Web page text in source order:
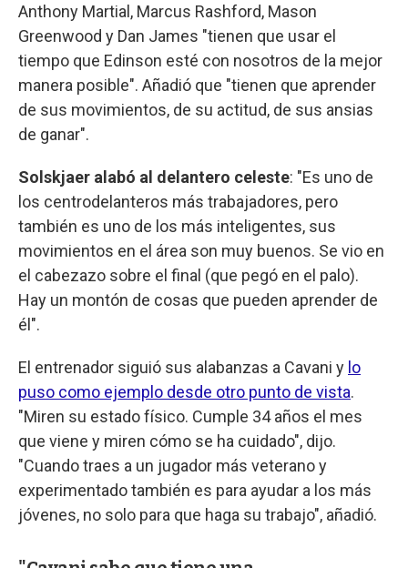
Anthony Martial, Marcus Rashford, Mason
Greenwood y Dan James "tienen que usar el
tiempo que Edinson esté con nosotros de la mejor
manera posible". Añadió que "tienen que aprender
de sus movimientos, de su actitud, de sus ansias
de ganar".
Solskjaer alabó al delantero celeste: "Es uno de
los centrodelanteros más trabajadores, pero
también es uno de los más inteligentes, sus
movimientos en el área son muy buenos. Se vio en
el cabezazo sobre el final (que pegó en el palo).
Hay un montón de cosas que pueden aprender de
él".
El entrenador siguió sus alabanzas a Cavani y lo
puso como ejemplo desde otro punto de vista.
"Miren su estado físico. Cumple 34 años el mes
que viene y miren cómo se ha cuidado", dijo.
"Cuando traes a un jugador más veterano y
experimentado también es para ayudar a los más
jóvenes, no solo para que haga su trabajo", añadió.